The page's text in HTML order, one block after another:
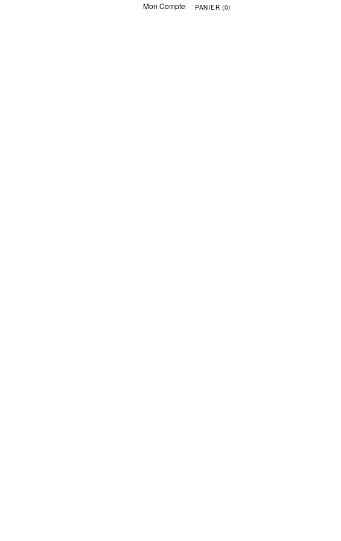
PANIER (0)
Mon Compte